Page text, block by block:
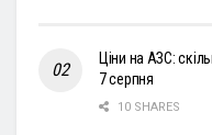
Ціни на АЗС:
7 серпня
10 SHARES